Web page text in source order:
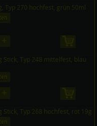
Typ 270 hochfest, grün 50ml
Stick, Typ 248 mittelfest, blau
Typ 268 hochfest, rot 19g